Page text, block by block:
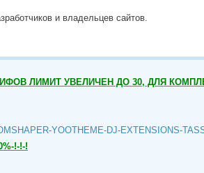
и владельцев сайтов.
ЛИМИТ УВЕЛИЧЕН ДО 30, ДЛЯ
YOOTHEME-DJ-EXTENSIONS-
!-!-!